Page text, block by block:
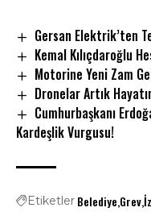
Gersan Elektrik’ten
Kemal Kılıçdaroğlu
Motorine Yeni Zam
Dronelar Artık
Cumhurbaşkanı
Kardeşlik Vurgusu!
Etiketler Belediye Grev